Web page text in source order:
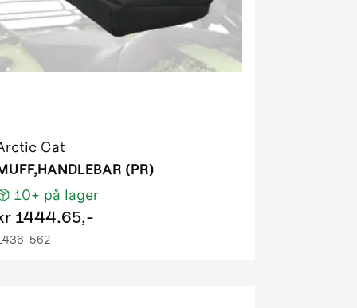
Cat
(PR)
10+ på lager
1444.65,-
562